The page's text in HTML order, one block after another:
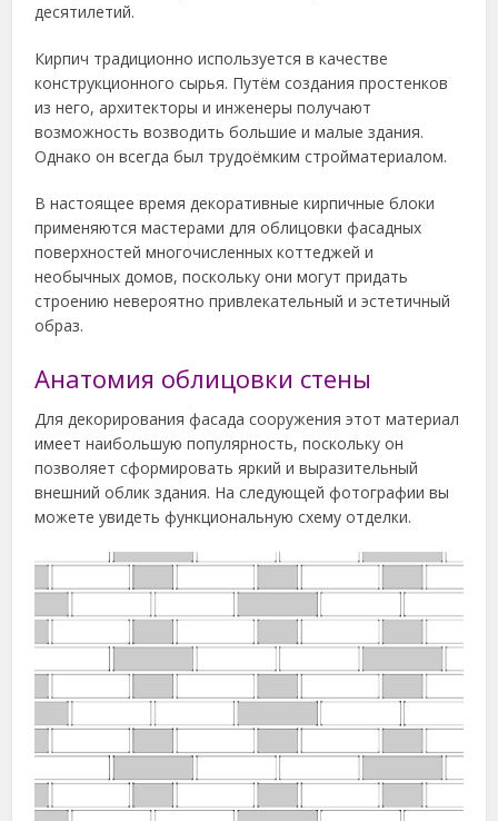
десятилетий.
Кирпич традиционно используется в качестве
конструкционного сырья. Путём создания простенков
из него, архитекторы и инженеры получают
возможность возводить большие и малые здания.
Однако он всегда был трудоёмким стройматериалом.
В настоящее время декоративные кирпичные блоки
применяются мастерами для облицовки фасадных
поверхностей многочисленных коттеджей и
необычных домов, поскольку они могут придать
строению невероятно привлекательный и эстетичный
образ.
Анатомия облицовки стены
Для декорирования фасада сооружения этот материал
имеет наибольшую популярность, поскольку он
позволяет сформировать яркий и выразительный
внешний облик здания. На следующей фотографии вы
можете увидеть функциональную схему отделки.